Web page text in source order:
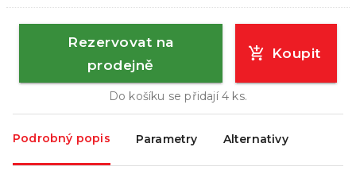
Rezervovat na
prodejně
Koupit
Do košíku se přidají4 ks.
Podrobný popis Parametry Alternativy